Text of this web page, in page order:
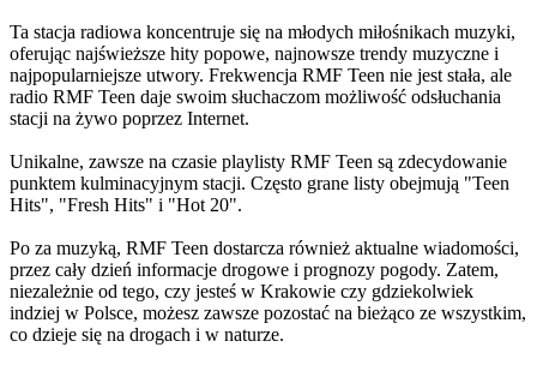
Ta stacja radiowa koncentruje się na młodych miłośnikach muzyki,
oferując najświeższe hity popowe, najnowsze trendy muzyczne i
najpopularniejsze utwory. Frekwencja RMF Teen nie jest stała, ale
radio RMF Teen daje swoim słuchaczom możliwość odsłuchania
stacji na żywo poprzez Internet.
Unikalne, zawsze na czasie playlisty RMF Teen są zdecydowanie
punktem kulminacyjnym stacji. Często grane listy obejmują "Teen
Hits", "Fresh Hits" i "Hot 20".
Po za muzyką, RMF Teen dostarcza również aktualne wiadomości,
przez cały dzień informacje drogowe i prognozy pogody. Zatem,
niezależnie od tego, czy jesteś w Krakowie czy gdziekolwiek
indziej w Polsce, możesz zawsze pozostać na bieżąco ze wszystkim,
co dzieje się na drogach i w naturze.